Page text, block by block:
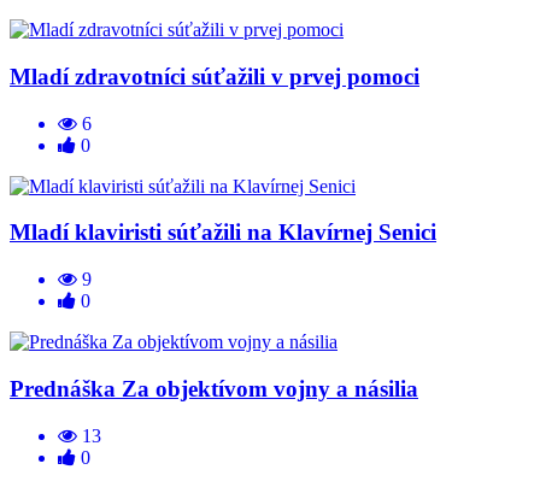
Mladí zdravotníci súťažili v prvej pomoci
6
0
Mladí klaviristi súťažili na Klavírnej Senici
9
0
Prednáška Za objektívom vojny a násilia
13
0